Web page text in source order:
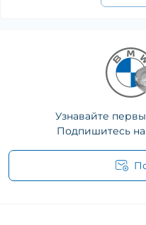
Узнавайте
Подпишитесь